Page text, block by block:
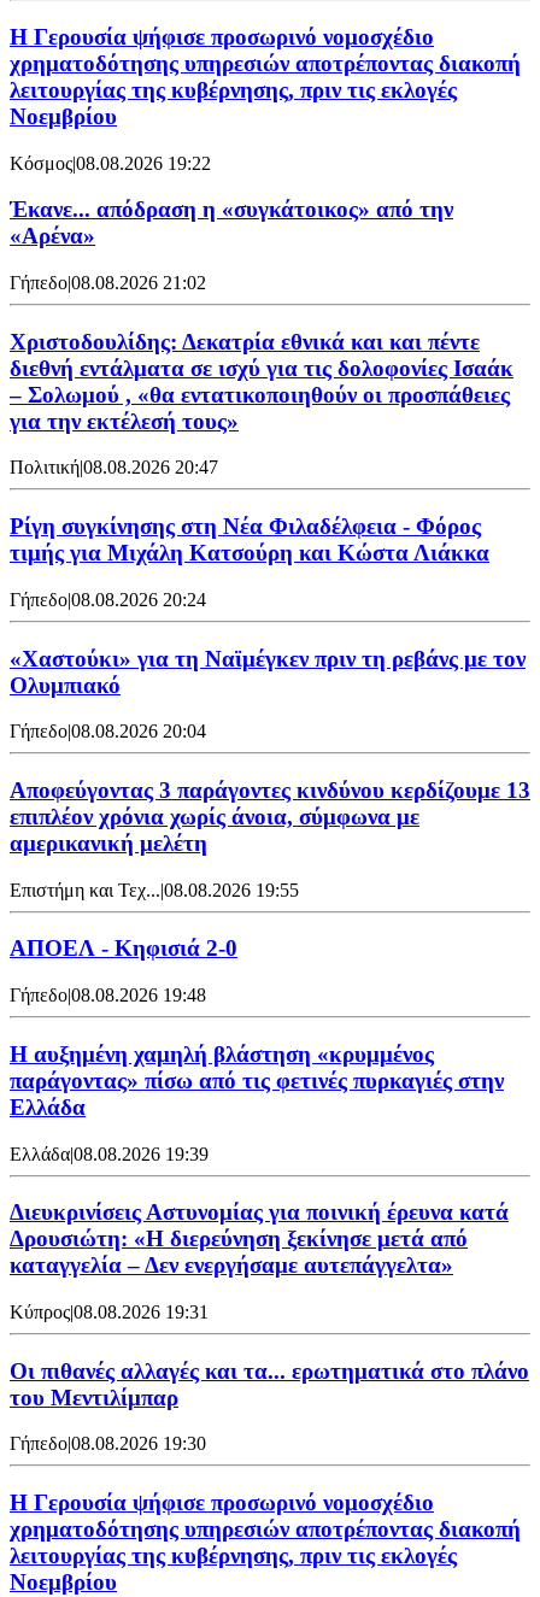
Η Γερουσία ψήφισε προσωρινό νομοσχέδιο
χρηματοδότησης υπηρεσιών αποτρέποντας διακοπή
λειτουργίας της κυβέρνησης, πριν τις εκλογές
Νοεμβρίου
Κόσμος|08.08.2026 19:22
Έκανε... απόδραση η «συγκάτοικος» από την
«Αρένα»
Γήπεδο|08.08.2026 21:02
Χριστοδουλίδης: Δεκατρία εθνικά και και πέντε
διεθνή εντάλματα σε ισχύ για τις δολοφονίες Ισαάκ
– Σολωμού , «θα εντατικοποιηθούν οι προσπάθειες
για την εκτέλεσή τους»
Πολιτική|08.08.2026 20:47
Ρίγη συγκίνησης στη Νέα Φιλαδέλφεια - Φόρος
τιμής για Μιχάλη Κατσούρη και Κώστα Λιάκκα
Γήπεδο|08.08.2026 20:24
«Χαστούκι» για τη Ναϊμέγκεν πριν τη ρεβάνς με τον
Ολυμπιακό
Γήπεδο|08.08.2026 20:04
Αποφεύγοντας 3 παράγοντες κινδύνου κερδίζουμε 13
επιπλέον χρόνια χωρίς άνοια, σύμφωνα με
αμερικανική μελέτη
Επιστήμη και Τεχ...|08.08.2026 19:55
ΑΠΟΕΛ - Κηφισιά 2-0
Γήπεδο|08.08.2026 19:48
Η αυξημένη χαμηλή βλάστηση «κρυμμένος
παράγοντας» πίσω από τις φετινές πυρκαγιές στην
Ελλάδα
Ελλάδα|08.08.2026 19:39
Διευκρινίσεις Αστυνομίας για ποινική έρευνα κατά
Δρουσιώτη: «Η διερεύνηση ξεκίνησε μετά από
καταγγελία – Δεν ενεργήσαμε αυτεπάγγελτα»
Κύπρος|08.08.2026 19:31
Οι πιθανές αλλαγές και τα... ερωτηματικά στο πλάνο
του Μεντιλίμπαρ
Γήπεδο08.08.2026 19:30
Η Γερουσία ψήφισε προσωρινό νομοσχέδιο
χρηματοδότησης υπηρεσιών αποτρέποντας διακοπή
λειτουργίας της κυβέρνησης, πριν τις εκλογές
Νοεμβρίου